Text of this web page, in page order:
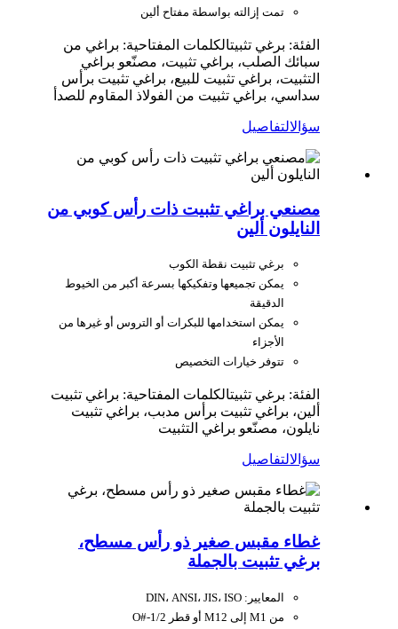
تمت إزالته بواسطة مفتاح ألين
الفئة: برغي تثبيتالكلمات المفتاحية: براغي من
سبائك الصلب، براغي تثبيت، مصنّعو براغي
التثبيت، براغي تثبيت للبيع، براغي تثبيت برأس
سداسي، براغي تثبيت من الفولاذ المقاوم للصدأ
سؤالالتفاصيل
مصنعي براغي تثبيت ذات رأس كوبي من
النايلون ألين
برغي تثبيت نقطة الكوب
يمكن تجميعها وتفكيكها بسرعة أكبر من الخيوط
الدقيقة
يمكن استخدامها للبكرات أو التروس أو غيرها من
الأجزاء
تتوفر خيارات التخصيص
الفئة: برغي تثبيتالكلمات المفتاحية: براغي تثبيت
ألين، براغي تثبيت برأس مدبب، براغي تثبيت
نايلون، مصنّعو براغي التثبيت
سؤالالتفاصيل
غطاء مقبس صغير ذو رأس مسطح،
برغي تثبيت بالجملة
المعايير: DIN، ANSI، JIS، ISO
من M1 إلى M12 أو قطر O#-1/2